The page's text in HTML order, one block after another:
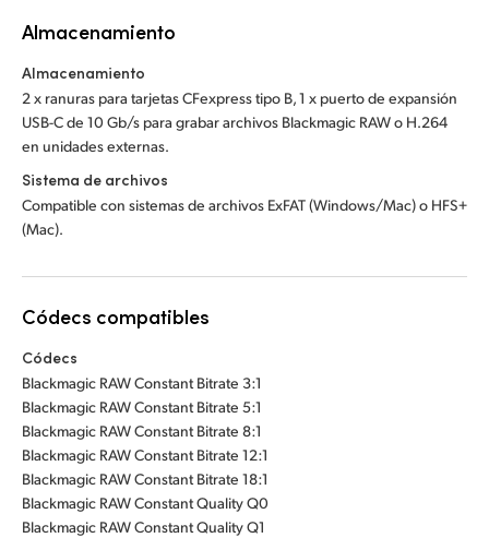
Almacenamiento
Almacenamiento
2 x ranuras para tarjetas CFexpress tipo B, 1 x puerto de expansión
USB-C de 10 Gb/s para grabar archivos Blackmagic RAW o H.264
en unidades externas.
Sistema de archivos
Compatible con sistemas de archivos ExFAT (Windows/Mac) o HFS+
(Mac).
Códecs compatibles
Códecs
Blackmagic RAW Constant Bitrate 3:1
Blackmagic RAW Constant Bitrate 5:1
Blackmagic RAW Constant Bitrate 8:1
Blackmagic RAW Constant Bitrate 12:1
Blackmagic RAW Constant Bitrate 18:1
Blackmagic RAW Constant Quality Q0
Blackmagic RAW Constant Quality Q1